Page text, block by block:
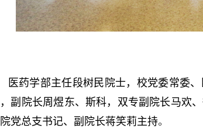
医药学部主任段树民院士，校党委常委
副院长周煜东、斯科，双专副院长马欢
党总支书记、副院长蒋笑莉主持。